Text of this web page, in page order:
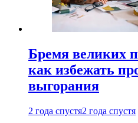
Бремя великих
как избежать
выгорания
2 года спустя2 года спустя